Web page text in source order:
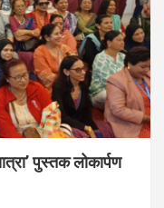
पुस्तक लोकार्पण